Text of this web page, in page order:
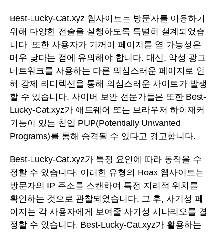
Best-Lucky-Cat.xyz 웹사이트는 방문자를 이용하기
위해 다양한 전술을 실행하도록 특별히 설계되었습
니다. 또한 사용자가 기꺼이 페이지를 열 가능성은
매우 낮다는 점에 유의해야 합니다. 대신, 악성 광고
네트워크를 사용하는 다른 의심스러운 페이지로 인
해 강제 리디렉션을 통해 의심스러운 사이트가 발생
할 수 있습니다. 사이버 보안 전문가들은 또한 Best-
Lucky-Cat.xyz가 애드웨어 또는 브라우저 하이재커
기능이 있는 침입 PUP(Potentially Unwanted
Programs)를 통해 승격될 수 있다고 경고합니다.
Best-Lucky-Cat.xyz가 특정 요인에 따라 동작을 수
정할 수 있습니다. 이러한 유형의 Hoax 웹사이트는
방문자의 IP 주소를 스캔하여 특정 지리적 위치를
확인하는 것으로 관찰되었습니다. 그 후, 사기성 페
이지는 각 사용자에게 보여줄 사기성 시나리오를 결
정할 수 있습니다. Best-Lucky-Cat.xyz가 활용하는